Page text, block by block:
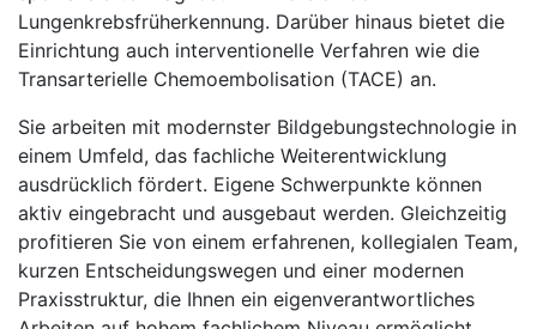
Lungenkrebsfrüherkennung. Darüber hinaus bietet die
Einrichtung auch interventionelle Verfahren wie die
Transarterielle Chemoembolisation (TACE) an.
Sie arbeiten mit modernster Bildgebungstechnologie in
einem Umfeld, das fachliche Weiterentwicklung
ausdrücklich fördert. Eigene Schwerpunkte können
aktiv eingebracht und ausgebaut werden. Gleichzeitig
profitieren Sie von einem erfahrenen, kollegialen Team,
kurzen Entscheidungswegen und einer modernen
Praxisstruktur, die Ihnen ein eigenverantwortliches